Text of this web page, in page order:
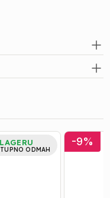
ODMAH
Baterija
za
-9%